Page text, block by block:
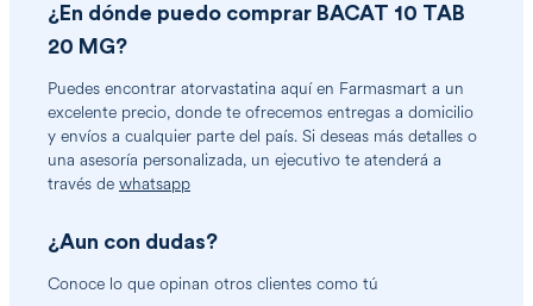
¿En dónde puedo comprar BACAT 10 TAB
20 MG?
Puedes encontrar atorvastatina aquí en Farmasmart a un
excelente precio, donde te ofrecemos entregas a domicilio
y envíos a cualquier parte del país. Si deseas más detalles o
una asesoría personalizada, un ejecutivo te atenderá a
través de whatsapp
¿Aun con dudas?
Conoce lo que opinan otros clientes como tú